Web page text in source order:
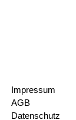
Impressum
AGB
Datenschutz